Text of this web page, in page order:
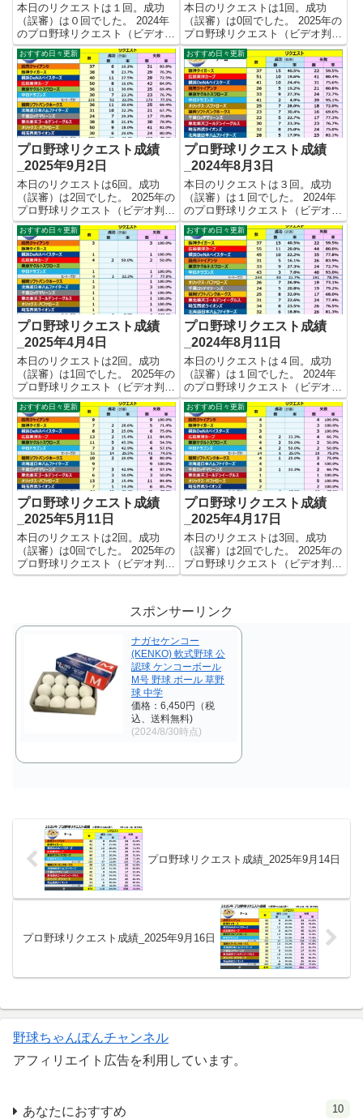
本日のリクエストは１回。成功
（誤審）は０回でした。 2024年
のプロ野球リクエスト（ビデオ判
定）成績を記録集計しています。
今シーズンのリクエスト成功率は
これで22.2%。リクエスト数472
回、成功105回、失敗367回とな
りました。 【リク...
本日のリクエストは1回。成功
（誤審）は0回でした。 2025年の
プロ野球リクエスト（ビデオ判
定）成績を記録集計しています。
今シーズンのリクエスト成功率は
これで22.9%。リクエスト数240
回、成功55回、失敗185回となり
ました。 【リクエ...
おすすめ日々更新
プロ野球リクエスト成績
_2025年9月2日
本日のリクエストは6回。成功
（誤審）は2回でした。 2025年の
プロ野球リクエスト（ビデオ判
定）成績を記録集計しています。
今シーズンのリクエスト成功率は
これで23.4%。リクエスト数440
回、成功103回、失敗337回とな
りました。 【リク...
おすすめ日々更新
プロ野球リクエスト成績
_2024年8月3日
本日のリクエストは３回。成功
（誤審）は１回でした。 2024年
のプロ野球リクエスト（ビデオ判
定）成績を記録集計しています。
今シーズンのリクエスト成功率は
これで23.1%。リクエスト数389
回、成功90回、失敗299回となり
ました。 【リク...
おすすめ日々更新
プロ野球リクエスト成績
_2025年4月4日
本日のリクエストは2回。成功
（誤審）は1回でした。 2025年の
プロ野球リクエスト（ビデオ判
定）成績を記録集計しています。
今シーズンのリクエスト成功率は
これで11.8%。リクエスト数17
回、成功2回、失敗15回となりま
した。 【リクエスト結...
おすすめ日々更新
プロ野球リクエスト成績
_2024年8月11日
本日のリクエストは４回。成功
（誤審）は１回でした。 2024年
のプロ野球リクエスト（ビデオ判
定）成績を記録集計しています。
今シーズンのリクエスト成功率は
これで22.6%。リクエスト数416
回、成功94回、失敗322回となり
ました。 【リクエ...
おすすめ日々更新
プロ野球リクエスト成績
_2025年5月11日
本日のリクエストは2回。成功
（誤審）は0回でした。 2025年の
プロ野球リクエスト（ビデオ判
定）成績を記録集計しています。
これで23.4%。リクエスト数107
回、成功25回、失敗82回となり
ました。 【リクエス...
おすすめ日々更新
プロ野球リクエスト成績
_2025年4月17日
本日のリクエストは3回。成功
（誤審）は2回でした。 2025年の
プロ野球リクエスト（ビデオ判
定）成績を記録集計しています。
回、成功8回、失敗35回となりま
した。 【リクエスト結...
スポンサーリンク
ナガセケンコー
(KENKO) 軟式野球 公
認球 ケンコーボール
M号 野球 ボール 草野
球 中学
価格：6,450円（税
込、送料無料)
(2024/8/30時点)
プロ野球リクエスト成績_2025年9月14日
プロ野球リクエスト成績_2025年9月16日
野球ちゃんぽんチャンネル
アフィリエイト広告を利用しています。
あなたにおすすめ 10